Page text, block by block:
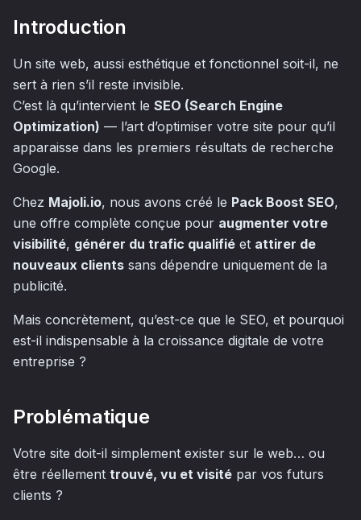
Introduction
Un site web, aussi esthétique et fonctionnel soit-il, ne
sert à rien s’il reste invisible.
C’est là qu’intervient le SEO (Search Engine
Optimization) — l’art d’optimiser votre site pour qu’il
apparaisse dans les premiers résultats de recherche
Google.
Chez Majoli.io, nous avons créé le Pack Boost SEO,
une offre complète conçue pour augmenter votre
visibilité, générer du trafic qualifié et attirer de
nouveaux clients sans dépendre uniquement de la
publicité.
Mais concrètement, qu’est-ce que le SEO, et pourquoi
est-il indispensable à la croissance digitale de votre
entreprise ?
Problématique
Votre site doit-il simplement exister sur le web… ou
être réellement trouvé, vu et visité par vos futurs
clients ?